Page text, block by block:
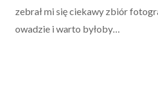
zebrał mi się ciekawy zbiór
owadzie i warto byłoby…